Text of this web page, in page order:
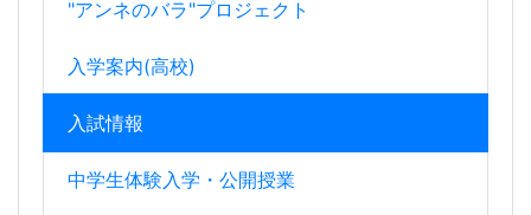
"アンネのバラ"プロジェクト
入学案内(高校)
入試情報
中学生体験入学・公開授業